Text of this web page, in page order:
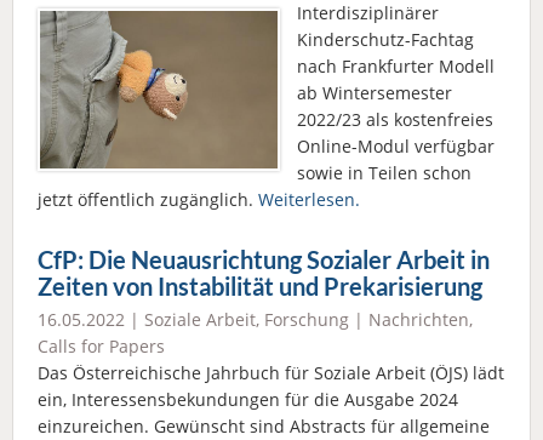
Interdisziplinärer
Kinderschutz-Fachtag
nach Frankfurter Modell
ab Wintersemester
2022/23 als kostenfreies
Online-Modul verfügbar
sowie in Teilen schon
jetzt öffentlich zugänglich. Weiterlesen.
CfP: Die Neuausrichtung Sozialer Arbeit in
Zeiten von Instabilität und Prekarisierung
16.05.2022 | Soziale Arbeit, Forschung | Nachrichten,
Calls for Papers
Das Österreichische Jahrbuch für Soziale Arbeit (ÖJS) lädt
ein, Interessensbekundungen für die Ausgabe 2024
einzureichen. Gewünscht sind Abstracts für allgemeine